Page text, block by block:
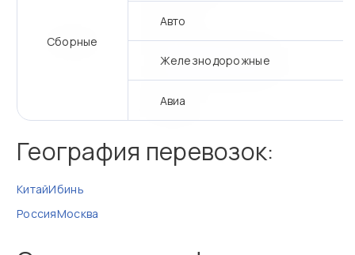
Сборные
Авто
Железнодорожные
Авиа
География перевозок:
КитайИбинь
РоссияМосква